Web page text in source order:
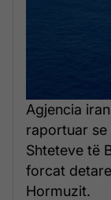
Agjencia
raportuar se
Shteteve të
forcat
Hormuzit.